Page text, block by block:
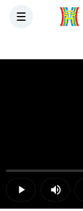
Loaded:
0.00%
Play Mute